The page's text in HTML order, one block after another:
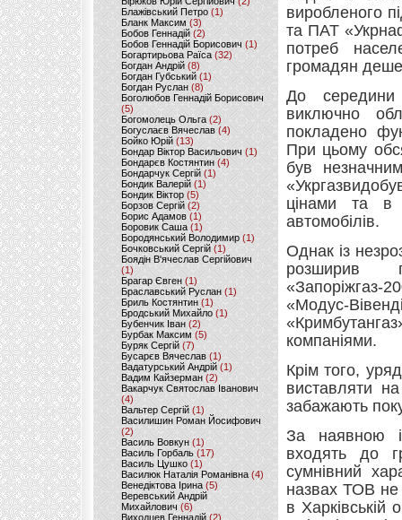
Блажівський Петро (1)
Бланк Максим(3)
Бобов Геннадій (2)
Бобов Геннадій Борисович (1)
Богартирьова Раїса (32)
Богдан Андрій(8)
Богдан Губський (1)
Богдан Руслан(8)
Боголюбов Геннадій Борисович
(5)
Богомолець Ольга (2)
Богуслаєв Вячеслав (4)
Бойко Юрій (13)
Бондар Віктор Васильович (1)
Бондарєв Костянтин (4)
Бондарчук Сергій(1)
Бондик Валерій (1)
Бондик Віктор(5)
Борзов Сергiй (2)
Борис Адамов(1)
Боровик Саша (1)
Бородянський Володимир (1)
Бочковський Сергій (1)
Боядін В'ячеслав Сергійович
(1)
Брагар Євген (1)
Браславський Руслан (1)
Бриль Костянтин (1)
Бродський Михайло (1)
Бубенчик Іван(2)
Бурбак Максим (5)
Буряк Сергій (7)
Бусарєв Вячеслав (1)
Вадатурський Андрій (1)
Вадим Кайзерман (2)
Вакарчук Святослав Іванович
(4)
Вальтер Сергій (1)
Василишин Роман Йосифович
(2)
Василь Вовкун (1)
Василь Горбаль (17)
Василь Цушко (1)
Василюк Наталія Романівна (4)
Венедіктова Ірина(5)
Веревський Андрій
Михайлович (6)
Виходцев Геннадій (2)
виробленого
та ПАТ
потреб
громадян
До середини
виключно
покладено
При цьому
був
цінами та в
автомобілів.
Однак із
розширив
«Модус-
компаніями.
Крім того,
виставляти на
забажають
За наявною
входять до
сумнівний
назвах ТОВ не
в Харківській